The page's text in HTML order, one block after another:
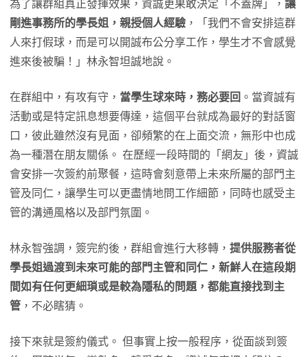
為了讓群組真正發揮效果，資誠更果敢決定「不蓋牌」， 讓
剛進事務所的學長姐，親授個人經驗 ，「我們不會安排這群
人來打假球，而是可以開誠布公分享工作，學生才不會感覺
進來後被騙！」林永智坦誠地說。
在群組中，有攻有守， 當學生球來時，務必要回 。當資誠有
活動或是特定訊息想要傳達，這個平台就成為最好的對話窗
口，彼此雖然沒有見面，卻頻繁的在上面交流，無形中也成
為一種潛在朋友關係。 在歷經一段時間的「網友」後，資誠
會安排一次簽約前聚餐，這時會刻意帶上未來所屬的部門主
管及同仁，讓學生可以更盡情地問工作細節，同時也感受主
管的溝通風格以及部門氛圍。
林永智強調，簽完約後，群組會進行大移轉， 提供服務者從
學長姐過渡到未來可能的部門主管和同仁，新鮮人在這段期
間如有任何更細瑣或是較為隱私的問題，都能直接找到主
管 ，不必瞎猜。
接下來就是簽約儀式。 但事實上按一般程序，從面談到簽